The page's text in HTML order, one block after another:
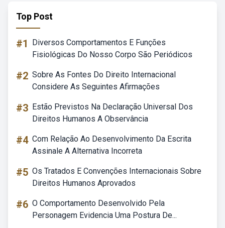
Top Post
#1
Diversos Comportamentos E Funções
Fisiológicas Do Nosso Corpo São Periódicos
#2 Sobre As Fontes Do Direito Internacional
Considere As Seguintes Afirmações
#3 Estão Previstos Na Declaração Universal Dos
Direitos Humanos A Observância
#4 Com Relação Ao Desenvolvimento Da Escrita
Assinale A Alternativa Incorreta
#5 Os Tratados E Convenções Internacionais Sobre
Direitos Humanos Aprovados
#6 O Comportamento Desenvolvido Pela
Personagem Evidencia Uma Postura De...